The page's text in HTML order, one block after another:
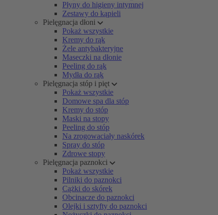
Płyny do higieny intymnej
Zestawy do kąpieli
Pielęgnacja dłoni
Pokaż wszystkie
Kremy do rąk
Żele antybakteryjne
Maseczki na dłonie
Peeling do rąk
Mydła do rąk
Pielęgnacja stóp i pięt
Pokaż wszystkie
Domowe spa dla stóp
Kremy do stóp
Maski na stopy
Peeling do stóp
Na zrogowaciały naskórek
Spray do stóp
Zdrowe stopy
Pielęgnacja paznokci
Pokaż wszystkie
Pilniki do paznokci
Cążki do skórek
Obcinacze do paznokci
Olejki i sztyfty do paznokci